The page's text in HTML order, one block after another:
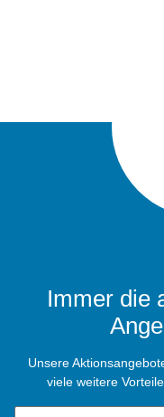
Immer die
Unsere
viele weitere